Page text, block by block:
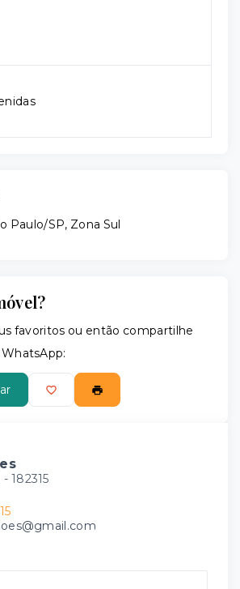
Paulo/SP, Zona Sul
favoritos ou então compartilhe
- 182315